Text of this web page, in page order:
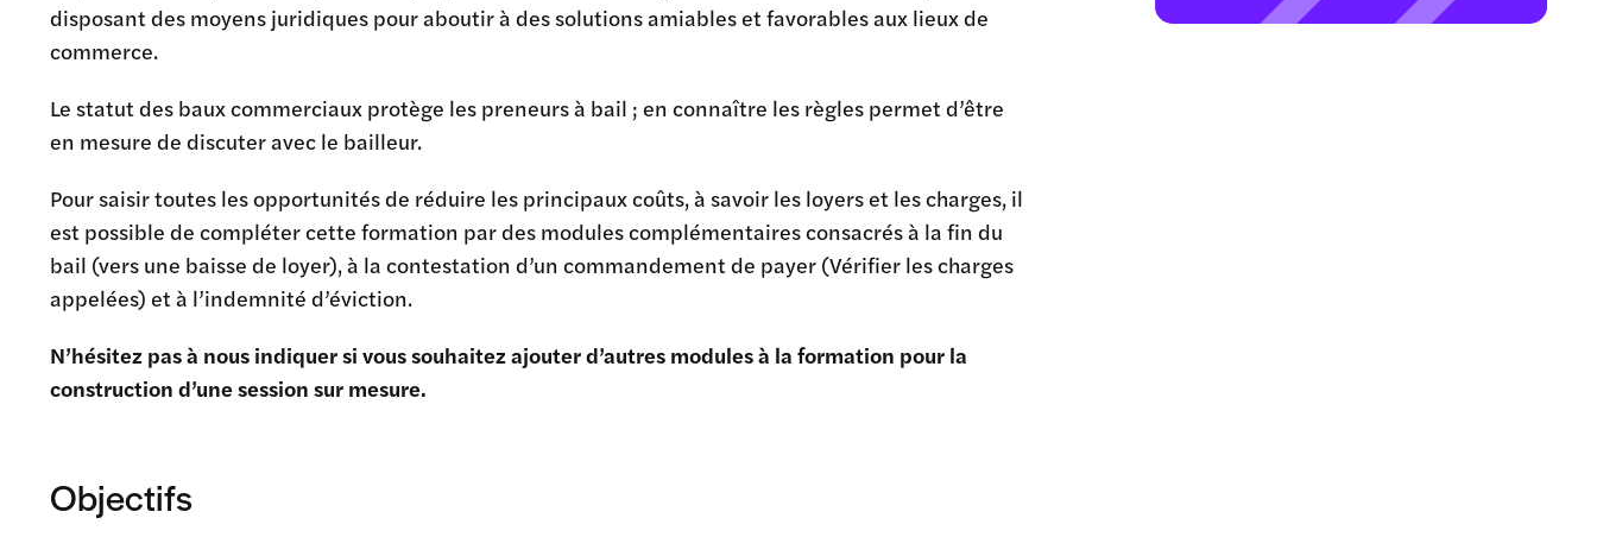
disposant des moyens juridiques pour aboutir à des solutions amiables et favorables aux lieux de
commerce.
Le statut des baux commerciaux protège les preneurs à bail ; en connaître les règles permet d’être
en mesure de discuter avec le bailleur.
Pour saisir toutes les opportunités de réduire les principaux coûts, à savoir les loyers et les charges, il
est possible de compléter cette formation par des modules complémentaires consacrés à la fin du
bail (vers une baisse de loyer), à la contestation d’un commandement de payer (Vérifier les charges
appelées) et à l’indemnité d’éviction.
N’hésitez pas à nous indiquer si vous souhaitez ajouter d’autres modules à la formation pour la
construction d’une session sur mesure.
Objectifs